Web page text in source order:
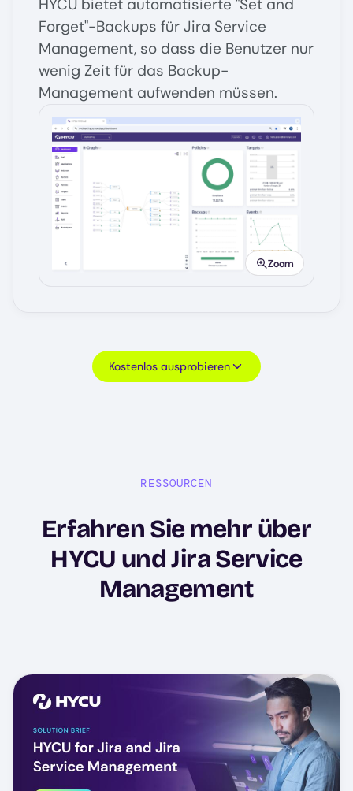
HYCU bietet automatisierte "Set and
Forget"-Backups für Jira Service
Management, so dass die Benutzer nur
wenig Zeit für das Backup-
Management aufwenden müssen.
Image
Zoom
Kostenlos ausprobieren
RESSOURCEN
Erfahren Sie mehr über
HYCU und Jira Service
Management